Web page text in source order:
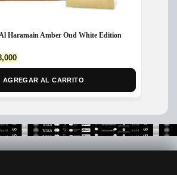
Haramain Amber Oud White Edition
Current
price
is:
AGREGAR AL CARRITO